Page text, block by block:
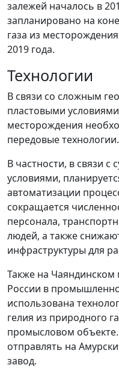
залежей началось в
запланировано на
газа из
2019 года.
Технологии
В связи со сложным
пластовыми
месторождения
передовые технологии.
В частности, в связи
условиями,
автоматизации
сокращается
персонала,
людей, а также
инфраструктуры для
Также на
России в
использована
гелия из природного
промысловом объекте.
отправлять на
завод.